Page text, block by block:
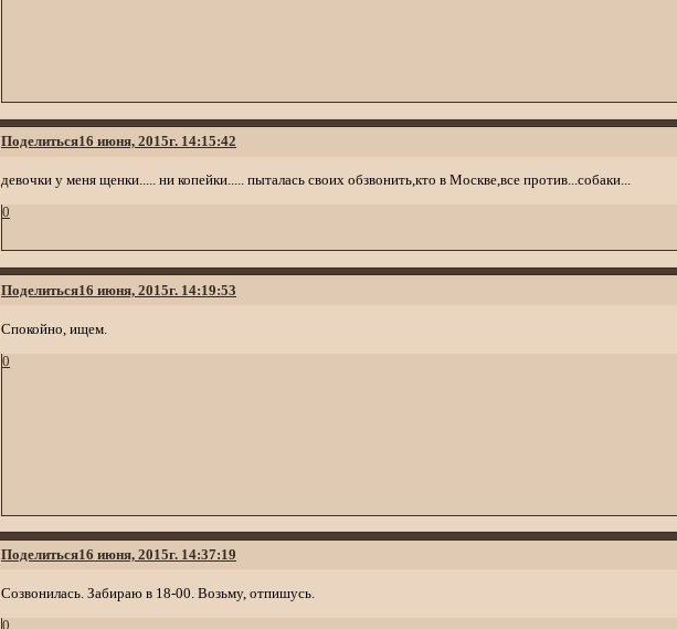
Поделиться16 июня, 2015г. 14:15:42
девочки у меня щенки..... ни копейки..... пыталась своих обзвонить,кто в Москве,все против...собаки...
0
Поделиться16 июня, 2015г. 14:19:53
Спокойно, ищем.
0
Поделиться16 июня, 2015г. 14:37:19
Созвонилась. Забираю в 18-00. Возьму, отпишусь.
0